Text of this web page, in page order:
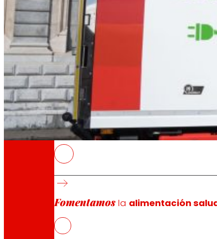
Fundación
A través de nuestra Fundación
Compromisos
CompromisosEROSKI
Fomentamosla alimentación
El próximo sábado EROSKI se sumará al
Defiende el Planeta”.
La iniciativa, promovida por World Wide
EROSKI y WWF colaboran desde hace